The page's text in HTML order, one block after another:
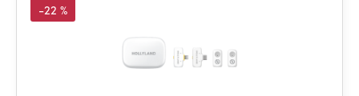
-22 %